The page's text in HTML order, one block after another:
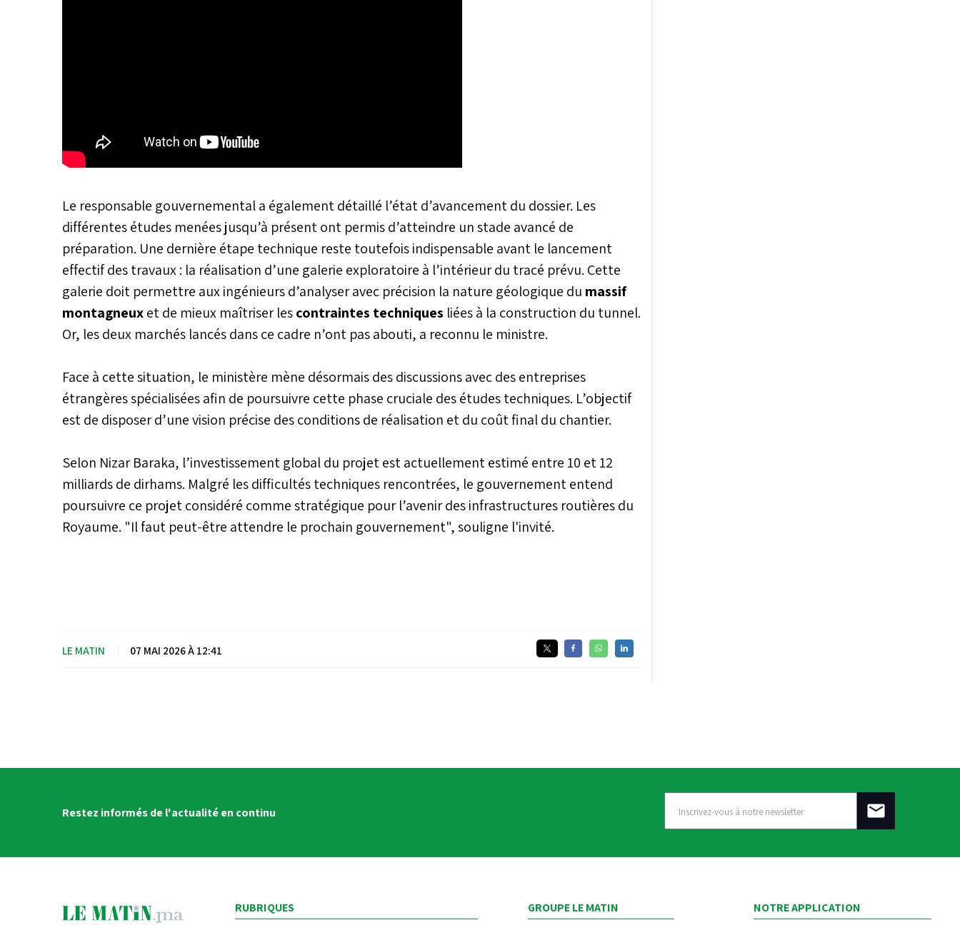
Le responsable gouvernemental a également détaillé l’état d’avancement du dossier. Les
différentes études menées jusqu’à présent ont permis d’atteindre un stade avancé de
préparation. Une dernière étape technique reste toutefois indispensable avant le lancement
effectif des travaux : la réalisation d’une galerie exploratoire à l’intérieur du tracé prévu. Cette
galerie doit permettre aux ingénieurs d’analyser avec précision la nature géologique du massif
montagneuxet de mieux maîtriser lescontraintes techniques liées à la construction du tunnel.
Or, les deux marchés lancés dans ce cadre n’ont pas abouti, a reconnu le ministre.
Face à cette situation, le ministère mène désormais des discussions avec des entreprises
étrangères spécialisées afin de poursuivre cette phase cruciale des études techniques. L’objectif
est de disposer d’une vision précise des conditions de réalisation et du coût final du chantier.
Selon Nizar Baraka, l’investissement global du projet est actuellement estimé entre 10 et 12
milliards de dirhams. Malgré les difficultés techniques rencontrées, le gouvernement entend
poursuivre ce projet considéré comme stratégique pour l’avenir des infrastructures routières du
Royaume. "Il faut peut-être attendre le prochain gouvernement", souligne l'invité.
LE MATIN 07 MAI 2026 À 12:41
Restez informés de l'actualité en continu
RUBRIQUES GROUPE LE MATIN NOTRE APPLICATION